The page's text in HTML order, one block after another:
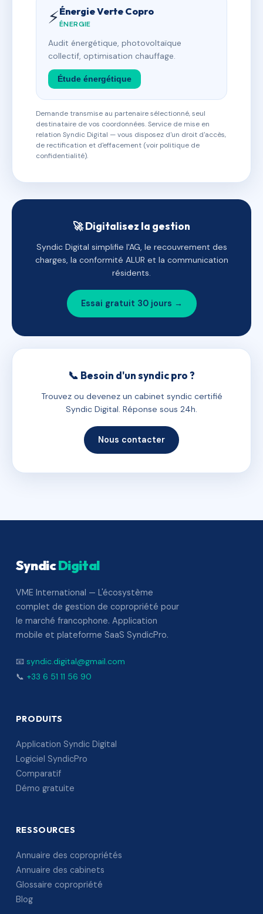
⚡Énergie Verte Copro
ÉNERGIE
Audit énergétique, photovoltaïque
collectif, optimisation chauffage.
Étude énergétique
Demande transmise au partenaire sélectionné, seul
destinataire de vos coordonnées. Service de mise en
relation Syndic Digital — vous disposez d'un droit d'accès,
de rectification et d'effacement (voir politique de
confidentialité).
🚀 Digitalisez la gestion
Syndic Digital simplifie l'AG, le recouvrement des
charges, la conformité ALUR et la communication
résidents.
Essai gratuit 30 jours →
📞 Besoin d'un syndic pro ?
Trouvez ou devenez un cabinet syndic certifié
Syndic Digital. Réponse sous 24h.
Nous contacter
SyndicDigital
VME International — L'écosystème
complet de gestion de copropriété pour
le marché francophone. Application
mobile et plateforme SaaS SyndicPro.
📧 syndic.digital@gmail.com
📞 +33 6 51 11 56 90
PRODUITS
Application Syndic Digital
Logiciel SyndicPro
Comparatif
Démo gratuite
RESSOURCES
Annuaire des copropriétés
Annuaire des cabinets
Glossaire copropriété
Blog